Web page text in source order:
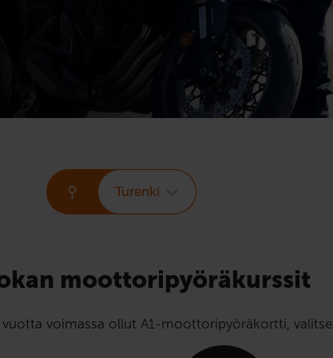
Turenki
moottori­pyörä­kurssit
voimassa ollut A1-moottoripyöräkortti, valitse